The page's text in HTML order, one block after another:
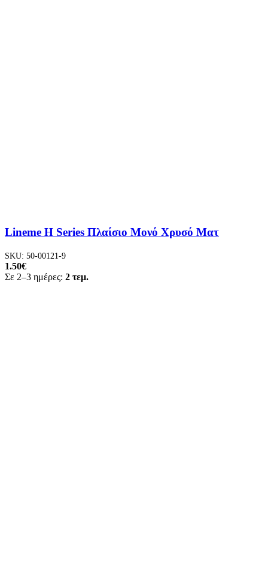
Lineme H Series Πλαίσιο Μονό Χρυσό Ματ
SKU: 50-00121-9
1.50€
Σε 2–3 ημέρες: 2 τεμ.